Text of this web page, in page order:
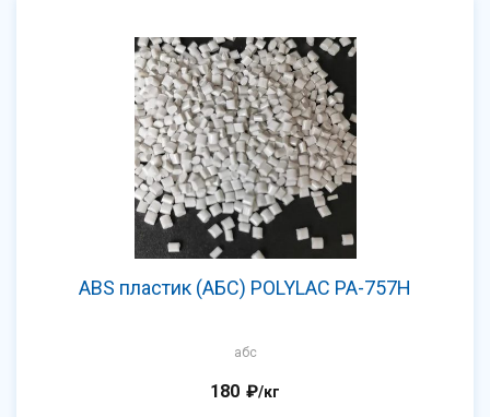
ABS пластик (АБС) POLYLAC PA-757H
абс
180 ₽/кг